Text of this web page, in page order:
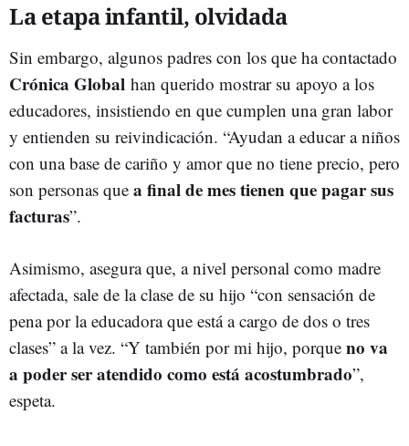
La etapa infantil, olvidada
Sin embargo, algunos padres con los que ha contactado
Crónica Global han querido mostrar su apoyo a los
educadores, insistiendo en que cumplen una gran labor
y entienden su reivindicación. “Ayudan a educar a niños
con una base de cariño y amor que no tiene precio, pero
son personas que a final de mes tienen que pagar sus
facturas”.
Asimismo, asegura que, a nivel personal como madre
afectada, sale de la clase de su hijo “con sensación de
pena por la educadora que está a cargo de dos o tres
clases” a la vez. “Y también por mi hijo, porque no va
a poder ser atendido como está acostumbrado”,
espeta.